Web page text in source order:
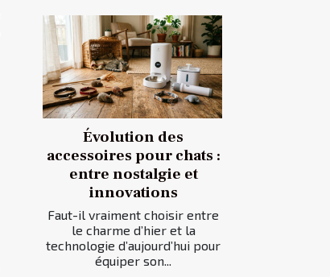
Évolution des
accessoires pour chats :
entre nostalgie et
innovations
Faut-il vraiment choisir entre
le charme d’hier et la
technologie d’aujourd’hui pour
équiper son...